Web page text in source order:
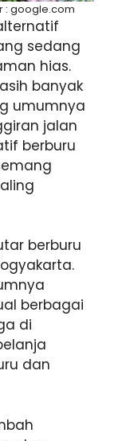
: google.com
sedang
hias.
banyak
umumnya
jalan
berburu
berburu
berbagai
di
dan